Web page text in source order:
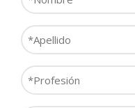
*
Apellido
*
Profesión
*